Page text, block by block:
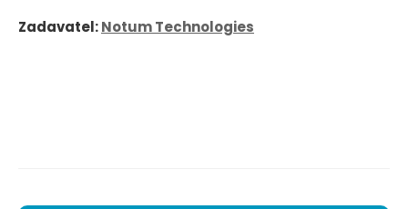
Zadavatel:Notum Technologies